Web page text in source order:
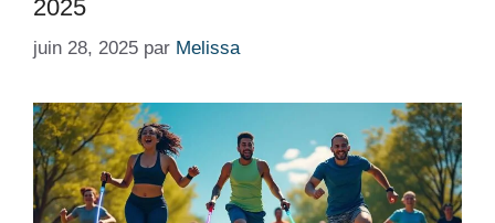
2025
juin 28, 2025 par Melissa